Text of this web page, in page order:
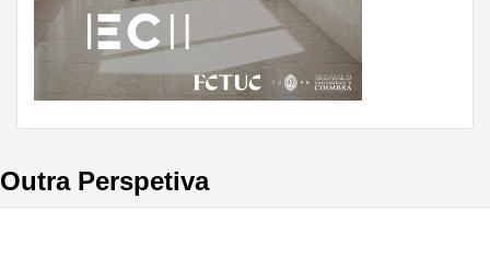
Outra Perspetiva